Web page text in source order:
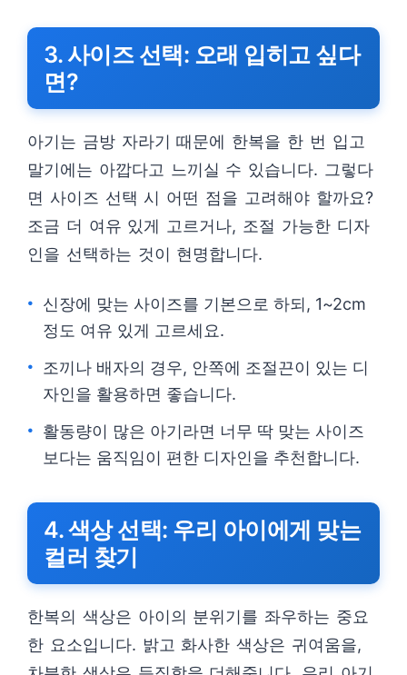
3. 사이즈 선택: 오래 입히고 싶다
면?
아기는 금방 자라기 때문에 한복을 한 번 입고
말기에는 아깝다고 느끼실 수 있습니다. 그렇다
면 사이즈 선택 시 어떤 점을 고려해야 할까요?
조금 더 여유 있게 고르거나, 조절 가능한 디자
인을 선택하는 것이 현명합니다.
신장에 맞는 사이즈를 기본으로 하되, 1~2cm
정도 여유 있게 고르세요.
조끼나 배자의 경우, 안쪽에 조절끈이 있는 디
자인을 활용하면 좋습니다.
활동량이 많은 아기라면 너무 딱 맞는 사이즈
보다는 움직임이 편한 디자인을 추천합니다.
4. 색상 선택: 우리 아이에게 맞는
컬러 찾기
한복의 색상은 아이의 분위기를 좌우하는 중요
한 요소입니다. 밝고 화사한 색상은 귀여움을,